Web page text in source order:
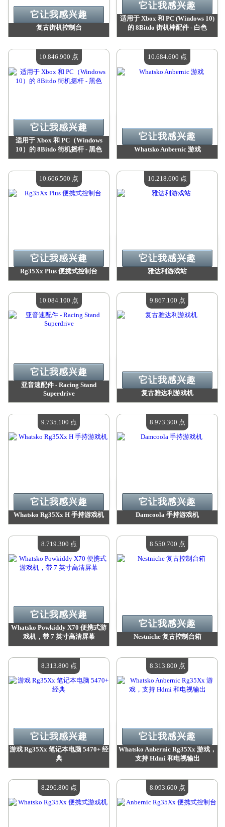
复古街机控制台
现有数量：4
它让我感兴趣
适用于 Xbox 和 PC (Windows 10)
的 8Bitdo 街机棒配件 - 白色
现有数量：4
它让我感兴趣
适用于 Xbox 和 PC（Windows
10）的 8Bitdo 街机摇杆 - 黑色
现有数量：4
它让我感兴趣
10.846.900 点
Whatsko Anbernic 游戏
现有数量：4
它让我感兴趣
10.684.600 点
Rg35Xx Plus 便携式控制台
现有数量：4
它让我感兴趣
10.666.500 点
雅达利游戏站
现有数量：4
它让我感兴趣
10.218.600 点
亚音速配件 - Racing Stand
Superdrive
现有数量：4
它让我感兴趣
10.084.100 点
复古雅达利游戏机
现有数量：4
它让我感兴趣
9.867.100 点
Whatsko Rg35Xx H 手持游戏机
现有数量：4
它让我感兴趣
9.735.100 点
Damcoola 手持游戏机
现有数量：4
它让我感兴趣
8.973.300 点
Whatsko Powkiddy X70 便携式游
戏机，带 7 英寸高清屏幕
现有数量：4
它让我感兴趣
8.719.300 点
Nestniche 复古控制台箱
现有数量：4
它让我感兴趣
8.550.700 点
游戏 Rg35Xx 笔记本电脑 5470+ 经
典
现有数量：4
它让我感兴趣
8.313.800 点
Whatsko Anbernic Rg35Xx 游戏，
支持 Hdmi 和电视输出
现有数量：4
它让我感兴趣
8.313.800 点
8.296.800 点 8.093.600 点